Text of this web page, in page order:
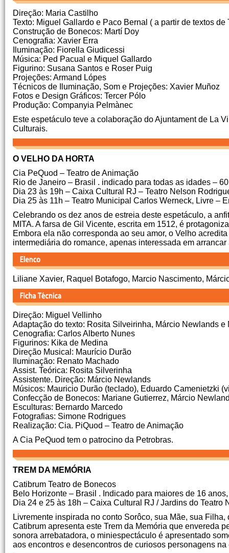
Direção: Maria Castilho
Texto: Miguel Gallardo e Paco Bernal ( a partir de textos
Construção de Bonecos: Martí Doy
Cenografia: Xavier Erra
Iluminação: Fiorella Giudicessi
Música: Ped Pacual e Miquel Gallardo
Figurino: Susana Santos e Roser Puig
Projeções: Armand Lópes
Técnicos de Iluminação, Som e Projeções: Xavier Muñoz
Fotos e Design Gráficos: Tercer Pólo
Produção: Companyia Pelmànec
Este espetáculo teve a colaboração do Ajuntament de La
Culturais.
O VELHO DA HORTA
Cia PeQuod – Teatro de Animação
Rio de Janeiro – Brasil . indicado para todas as idades –
Dia 23 às 19h – Caixa Cultural RJ – Teatro Nelson
Dia 25 às 11h – Teatro Municipal Carlos Werneck, Livre –
Celebrando os dez anos de estreia deste espetáculo, a
MITA. A farsa de Gil Vicente, escrita em 1512, é
Embora ela não corresponda ao seu amor, o Velho
intermediária do romance, apenas interessada em
Liliane Xavier, Raquel Botafogo, Marcio Nascimento,
Direção: Miguel Vellinho
Adaptação do texto: Rosita Silveirinha, Márcio Newlands e
Cenografia: Carlos Alberto Nunes
Figurinos: Kika de Medina
Direção Musical: Maurício Durão
Iluminação: Renato Machado
Assist. Teórica: Rosita Silverinha
Assistente. Direção: Márcio Newlands
Músicos: Mauricio Durão (teclado), Eduardo Camenietzki
Confecção de Bonecos: Mariane Gutierrez, Márcio
Esculturas: Bernardo Marcedo
Fotografias: Simone Rodrigues
Realização: Cia. PiQuod – Teatro de Animação
A Cia PeQuod tem o patrocino da Petrobras.
TREM DA MEMÓRIA
Catibrum Teatro de Bonecos
Belo Horizonte – Brasil . Indicado para maiores de 16
Dia 24 e 25 às 18h – Caixa Cultural RJ / Jardins do Teatro
Livremente inspirada no conto Sorôco, sua Mãe, sua
Catibrum apresenta este Trem da Memória que envereda
sonora arrebatadora, o miniespectáculo é apresentado
aos encontros e desencontros de curiosos personagens